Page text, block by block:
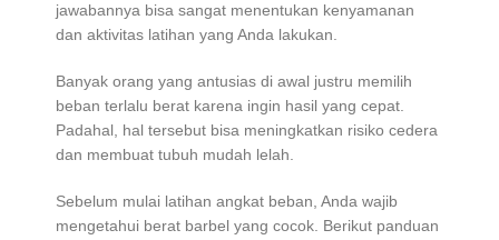
jawabannya bisa sangat menentukan kenyamanan
dan aktivitas latihan yang Anda lakukan.
Banyak orang yang antusias di awal justru memilih
beban terlalu berat karena ingin hasil yang cepat.
Padahal, hal tersebut bisa meningkatkan risiko cedera
dan membuat tubuh mudah lelah.
Sebelum mulai latihan angkat beban, Anda wajib
mengetahui berat barbel yang cocok. Berikut panduan